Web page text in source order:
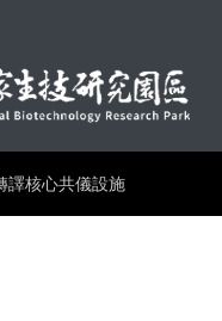
譯核心共儀設施